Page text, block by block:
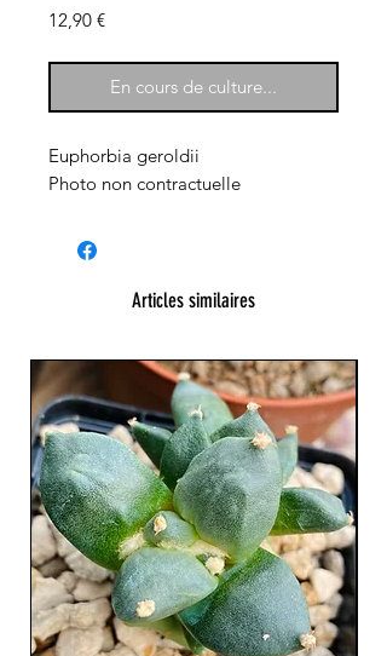
12,90 €Prix
En cours de culture...
Euphorbia geroldii
Photo non contractuelle
Articles similaires